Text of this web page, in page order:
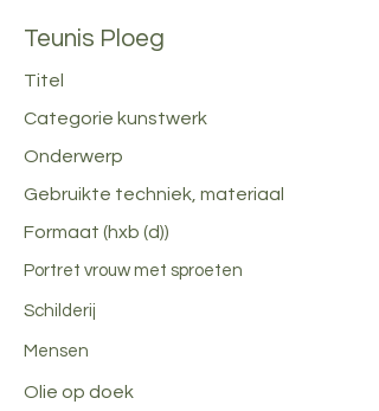
Teunis Ploeg
Titel
Categorie kunstwerk
Onderwerp
Gebruikte techniek, materiaal
Formaat (hxb (d))
Portret vrouw met sproeten
Schilderij
Mensen
Olie op doek